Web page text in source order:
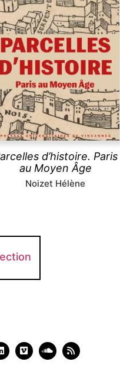
d’histoire. Paris
au Moyen Âge
Noizet Hélène
d’histoire. Paris
au Moyen Âge
Comment le Moyen Âge a
la forme de la ville de
? Les églises, la trame des
les lotissements, la poésie
montrent comment les
pratiques des habitants
ont durablement
structuré l’espace urbain
parisien.
découvrir